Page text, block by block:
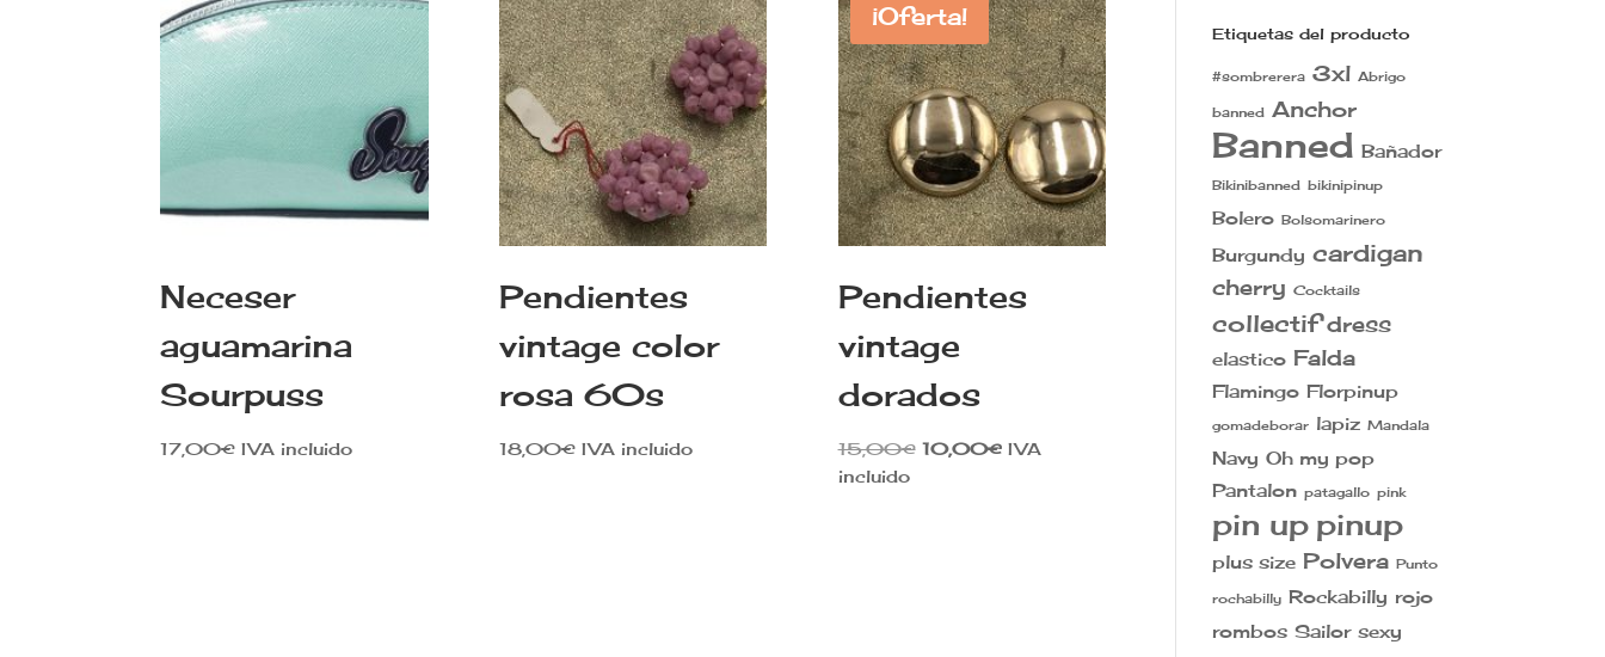
Neceser
aguamarina
Sourpuss
17,00€ IVA incluido
Pendientes
vintage color
rosa 60s
18,00€ IVA incluido
¡Oferta!
Pendientes
vintage
dorados
15,00€ El
10,00€ElIVA
incluido
Etiquetas del producto
#sombrerera 3xl Abrigo
banned Anchor
Banned Bañador
Bikinibanned bikinipinup
Bolero Bolsomarinero
Burgundy cardigan
cherry Cocktails
collectif dress
elastico Falda
Flamingo Florpinup
gomadeborar lapiz Mandala
Navy Oh my pop
Pantalon patagallo pink
pin up pinup
plus size Polvera Punto
rochabilly Rockabilly rojo
rombos Sailor sexy